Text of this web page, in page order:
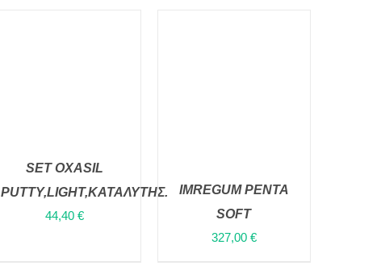
ΠΡΟΣΘΉΚΗ ΣΤΟ
VIEW
SET OXASIL
PUTTY,LIGHT,ΚΑΤΑΛΥΤΗΣ.
44,40 €
ΚΑΛΆΘΙ
/
QUICK
IMREGUM PENTA
SOFT
327,00 €